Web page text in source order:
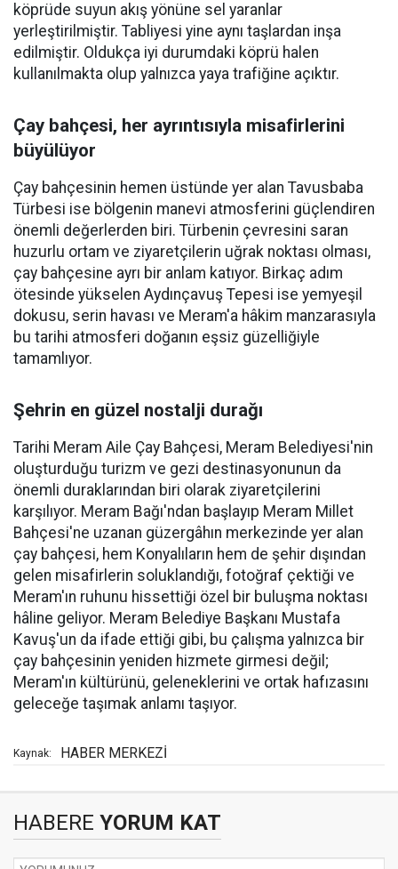
köprüde suyun akış yönüne sel yaranlar
yerleştirilmiştir. Tabliyesi yine aynı taşlardan inşa
edilmiştir. Oldukça iyi durumdaki köprü halen
kullanılmakta olup yalnızca yaya trafiğine açıktır.
Çay bahçesi, her ayrıntısıyla misafirlerini
büyülüyor
Çay bahçesinin hemen üstünde yer alan Tavusbaba
Türbesi ise bölgenin manevi atmosferini güçlendiren
önemli değerlerden biri. Türbenin çevresini saran
huzurlu ortam ve ziyaretçilerin uğrak noktası olması,
çay bahçesine ayrı bir anlam katıyor. Birkaç adım
ötesinde yükselen Aydınçavuş Tepesi ise yemyeşil
dokusu, serin havası ve Meram'a hâkim manzarasıyla
bu tarihi atmosferi doğanın eşsiz güzelliğiyle
tamamlıyor.
Şehrin en güzel nostalji durağı
Tarihi Meram Aile Çay Bahçesi, Meram Belediyesi'nin
oluşturduğu turizm ve gezi destinasyonunun da
önemli duraklarından biri olarak ziyaretçilerini
karşılıyor. Meram Bağı'ndan başlayıp Meram Millet
Bahçesi'ne uzanan güzergâhın merkezinde yer alan
çay bahçesi, hem Konyalıların hem de şehir dışından
gelen misafirlerin soluklandığı, fotoğraf çektiği ve
Meram'ın ruhunu hissettiği özel bir buluşma noktası
hâline geliyor. Meram Belediye Başkanı Mustafa
Kavuş'un da ifade ettiği gibi, bu çalışma yalnızca bir
çay bahçesinin yeniden hizmete girmesi değil;
Meram'ın kültürünü, geleneklerini ve ortak hafızasını
geleceğe taşımak anlamı taşıyor.
Kaynak: HABER MERKEZİ
HABERE YORUM KAT